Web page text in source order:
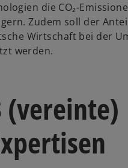
die CO₂-
Zudem soll der
Wirtschaft bei der
werden.
(vereinte)